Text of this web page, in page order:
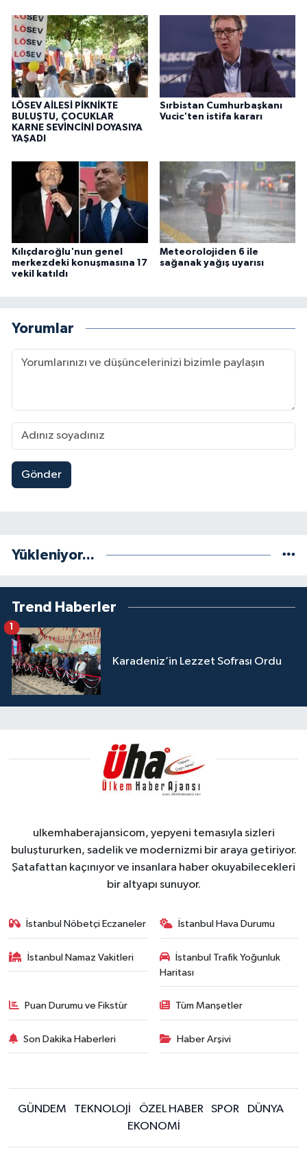
LÖSEV AİLESİ PİKNİKTE
BULUŞTU, ÇOCUKLAR
KARNE SEVİNCİNİ DOYASIYA
YAŞADI
Sırbistan Cumhurbaşkanı
Vucic'ten istifa kararı
Kılıçdaroğlu'nun genel
merkezdeki konuşmasına 17
vekil katıldı
Meteorolojiden 6 ile
sağanak yağış uyarısı
Yorumlar
Gönder
Yükleniyor...
Trend Haberler
Karadeniz’in Lezzet Sofrası Ordu
ulkemhaberajansicom, yepyeni temasıyla sizleri
buluştururken, sadelik ve modernizmi bir araya getiriyor.
Şatafattan kaçınıyor ve insanlara haber okuyabilecekleri
bir altyapı sunuyor.
İstanbul Nöbetçi Eczaneler İstanbul Hava Durumu
İstanbul Namaz Vakitleri
İstanbul Trafik Yoğunluk
Haritası
Puan Durumu ve Fikstür Tüm Manşetler
Son Dakika Haberleri Haber Arşivi
GÜNDEM TEKNOLOJİ ÖZEL HABER SPOR
DÜNYA
EKONOMİ